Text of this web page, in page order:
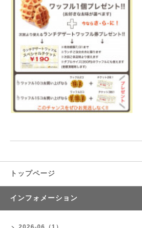
トップページ
インフォメーション